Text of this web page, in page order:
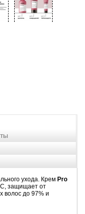
ухода. Крем Pro
защищает от
волос до 97% и